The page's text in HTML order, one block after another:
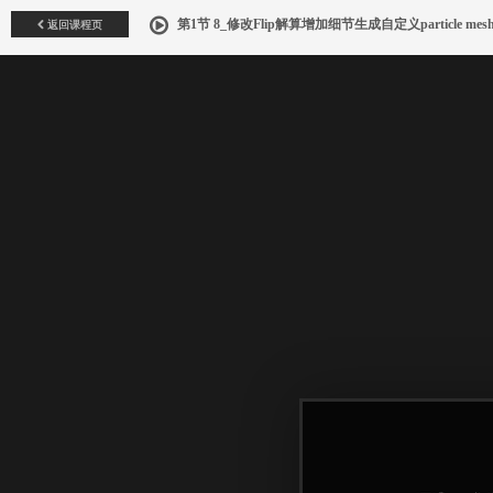
返回课程页 第1节 8_修改Flip解算增加细节生成自定义particle